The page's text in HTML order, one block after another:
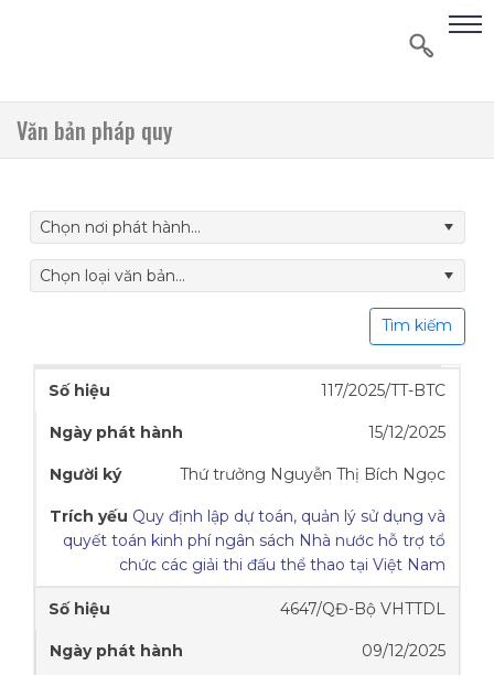
Văn bản pháp quy
Chọn nơi phát hành...
Chọn loại văn bản...
Tìm kiếm
117/2025/TT-BTC
15/12/2025
Thứ trưởng Nguyễn Thị Bích Ngọc
Quy định lập dự toán, quản lý sử dụng và
quyết toán kinh phí ngân sách Nhà nước hỗ trợ tổ
chức các giải thi đấu thể thao tại Việt Nam
4647/QĐ-Bộ VHTTDL
09/12/2025